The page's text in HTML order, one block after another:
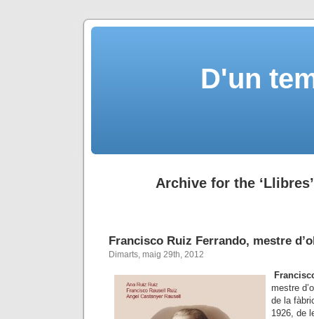
D'un
Archive for the
Francisco Ruiz Ferrando, mestre
Dimarts, maig 29th, 2012
mestre
de la
1926, de